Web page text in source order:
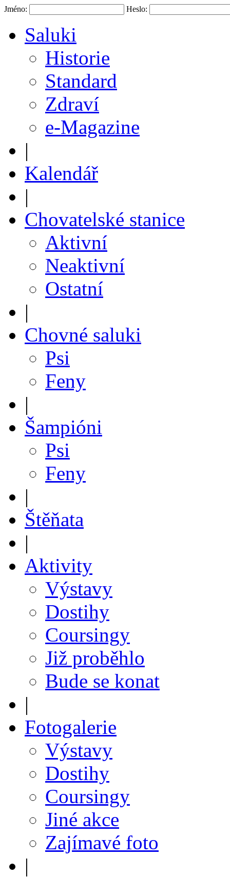
Jméno: Heslo:
Saluki
Historie
Standard
Zdraví
e-Magazine
|
Kalendář
|
Chovatelské stanice
Aktivní
Neaktivní
Ostatní
|
Chovné saluki
Psi
Feny
|
Šampióni
Psi
Feny
|
Štěňata
|
Aktivity
Výstavy
Dostihy
Coursingy
Již proběhlo
Bude se konat
|
Fotogalerie
Výstavy
Dostihy
Coursingy
Jiné akce
Zajímavé foto
|